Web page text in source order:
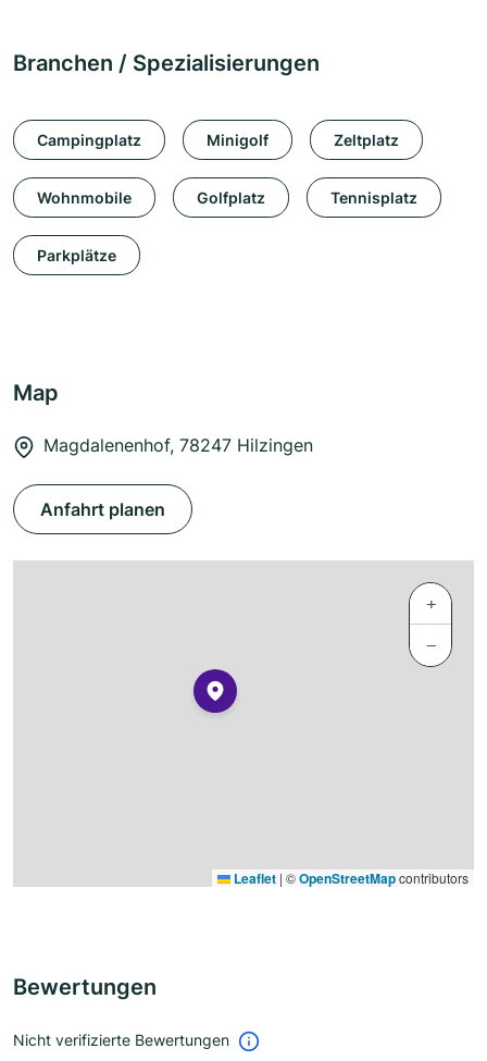
Branchen / Spezialisierungen
Campingplatz Minigolf Zeltplatz
Wohnmobile Golfplatz Tennisplatz
Parkplätze
Map
Magdalenenhof, 78247 Hilzingen
Anfahrt planen
+
−
Leaflet | ©OpenStreetMapcontributors
Bewertungen
Nicht verifizierte Bewertungen